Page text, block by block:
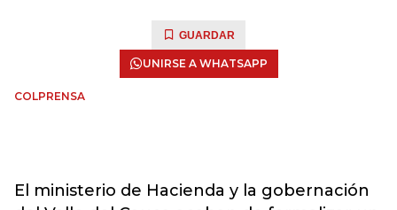
GUARDAR
UNIRSE A WHATSAPP
COLPRENSA
El ministerio de Hacienda y la gobernación